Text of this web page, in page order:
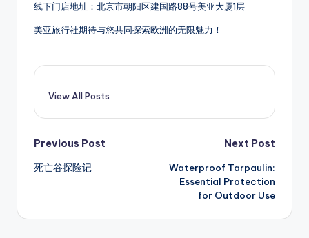
线下门店地址：北京市朝阳区建国路88号美亚大厦1层
美亚旅行社期待与您共同探索欧洲的无限魅力！
View All Posts
Post
navigation
Previous Post
死亡谷探险记
Next Post
Waterproof Tarpaulin:
Essential Protection
for Outdoor Use